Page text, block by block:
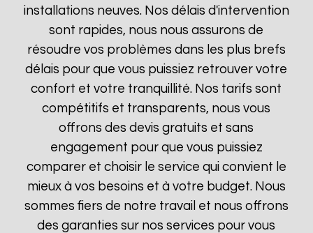
installations neuves. Nos délais d'intervention
sont rapides, nous nous assurons de
résoudre vos problèmes dans les plus brefs
délais pour que vous puissiez retrouver votre
confort et votre tranquillité. Nos tarifs sont
compétitifs et transparents, nous vous
offrons des devis gratuits et sans
engagement pour que vous puissiez
comparer et choisir le service qui convient le
mieux à vos besoins et à votre budget. Nous
sommes fiers de notre travail et nous offrons
des garanties sur nos services pour vous